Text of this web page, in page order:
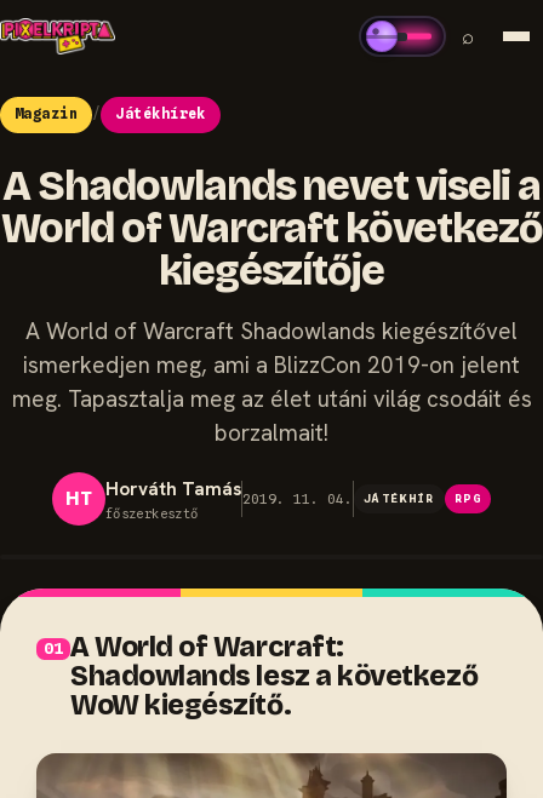
⌕
Magazin / Játékhírek
A Shadowlands nevet viseli a
World of Warcraft következő
kiegészítője
A World of Warcraft Shadowlands kiegészítővel
ismerkedjen meg, ami a BlizzCon 2019-on jelent
meg. Tapasztalja meg az élet utáni világ csodáit és
borzalmait!
HT Horváth Tamás
főszerkesztő
2019. 11. 04. JÁTÉKHÍR RPG
A World of Warcraft:
Shadowlands lesz a következő
WoW kiegészítő.